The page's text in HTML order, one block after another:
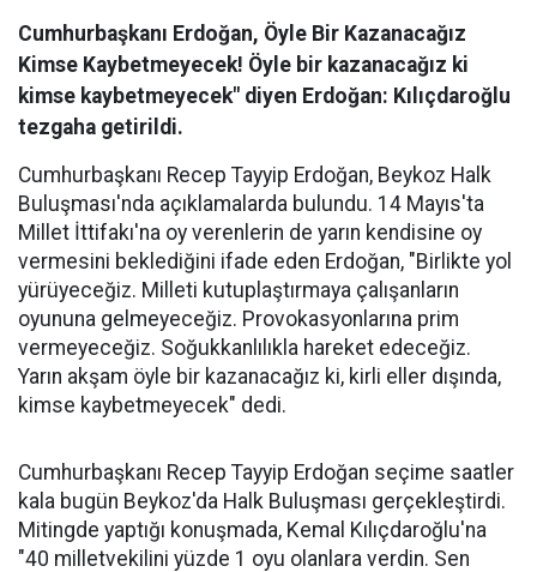
Cumhurbaşkanı Erdoğan, Öyle Bir Kazanacağız
Kimse Kaybetmeyecek! Öyle bir kazanacağız ki
kimse kaybetmeyecek" diyen Erdoğan: Kılıçdaroğlu
tezgaha getirildi.
Cumhurbaşkanı Recep Tayyip Erdoğan, Beykoz Halk
Buluşması'nda açıklamalarda bulundu. 14 Mayıs'ta
Millet İttifakı'na oy verenlerin de yarın kendisine oy
vermesini beklediğini ifade eden Erdoğan, "Birlikte yol
yürüyeceğiz. Milleti kutuplaştırmaya çalışanların
oyununa gelmeyeceğiz. Provokasyonlarına prim
vermeyeceğiz. Soğukkanlılıkla hareket edeceğiz.
Yarın akşam öyle bir kazanacağız ki, kirli eller dışında,
kimse kaybetmeyecek" dedi.
Cumhurbaşkanı Recep Tayyip Erdoğan seçime saatler
kala bugün Beykoz'da Halk Buluşması gerçekleştirdi.
Mitingde yaptığı konuşmada, Kemal Kılıçdaroğlu'na
"40 milletvekilini yüzde 1 oyu olanlara verdin. Sen